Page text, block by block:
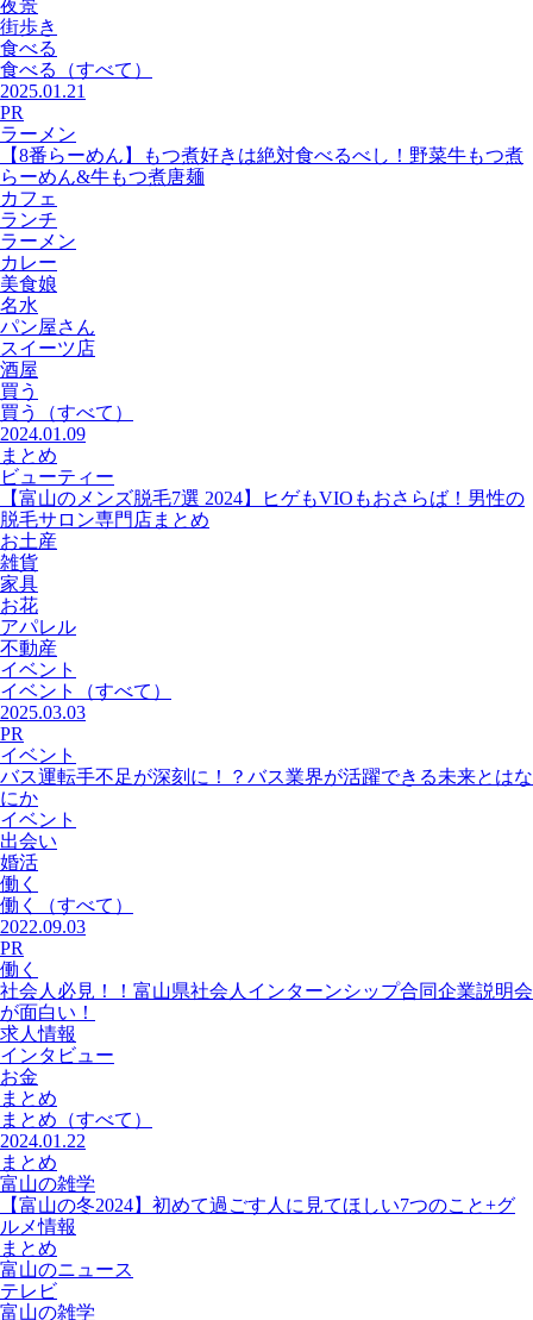
夜景
街歩き
食べる
食べる
（すべて）
2025.01.21
PR
ラーメン
【8番らーめん】もつ煮好きは絶対食べるべし！野菜牛もつ煮
らーめん&牛もつ煮唐麺
カフェ
ランチ
ラーメン
カレー
美食娘
名水
パン屋さん
スイーツ店
酒屋
買う
買う
（すべて）
2024.01.09
まとめ
ビューティー
【富山のメンズ脱毛7選 2024】ヒゲもVIOもおさらば！男性の
脱毛サロン専門店まとめ
お土産
雑貨
家具
お花
アパレル
不動産
イベント
イベント
（すべて）
2025.03.03
PR
イベント
バス運転手不足が深刻に！？バス業界が活躍できる未来とはな
にか
イベント
出会い
婚活
働く
働く
（すべて）
2022.09.03
PR
働く
社会人必見！！富山県社会人インターンシップ合同企業説明会
が面白い！
求人情報
インタビュー
お金
まとめ
まとめ （すべて）
2024.01.22
まとめ
富山の雑学
【富山の冬2024】初めて過ごす人に見てほしい7つのこと+グ
ルメ情報
まとめ
富山のニュース
テレビ
富山の雑学